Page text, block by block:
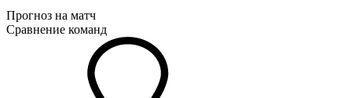
Прогноз на матч
Сравнение команд